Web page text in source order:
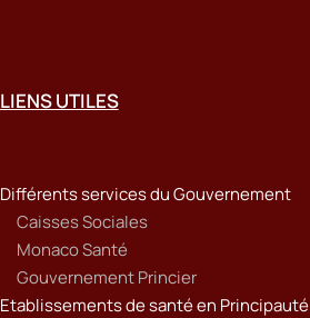
LIENS UTILES
Différents services du Gouvernement
Caisses Sociales
Monaco Santé
Gouvernement Princier
Etablissements de santé en Principauté